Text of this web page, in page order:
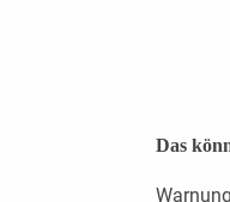
Das